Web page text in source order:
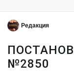
Редакция
№2850